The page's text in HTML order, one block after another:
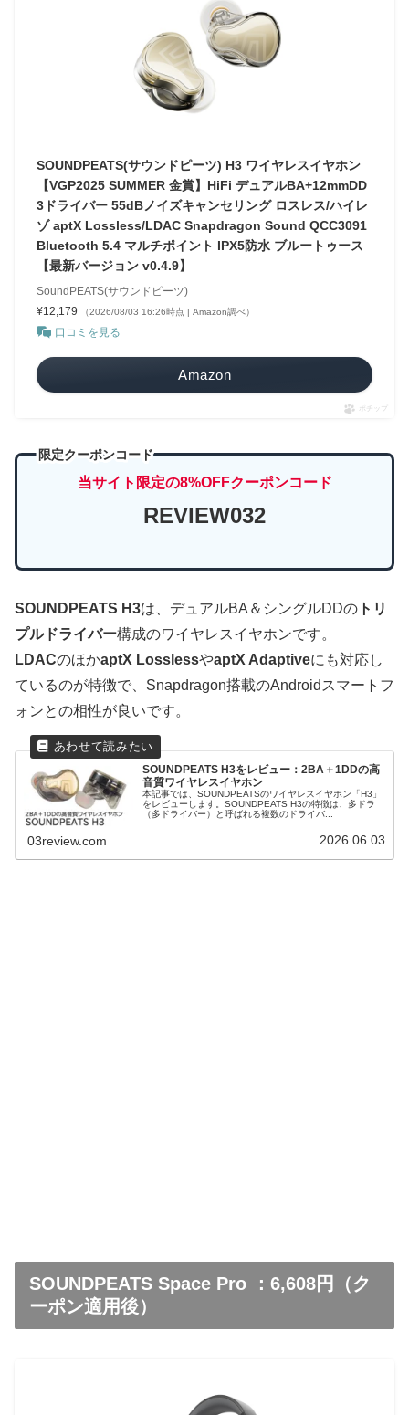
SOUNDPEATS(サウンドピーツ) H3 ワイヤレスイヤホン
【VGP2025 SUMMER 金賞】HiFi デュアルBA+12mmDD
3ドライバー 55dBノイズキャンセリング ロスレス/ハイレ
ゾ aptX Lossless/LDAC Snapdragon Sound QCC3091
Bluetooth 5.4 マルチポイント IPX5防水 ブルートゥース
【最新バージョン v0.4.9】
SoundPEATS(サウンドピーツ)
¥12,179
（2026/08/03 16:26時点 | Amazon調べ）
口コミを見る
Amazon
ポチップ
限定クーポンコード
当サイト限定の8%OFFクーポンコード
REVIEW032
SOUNDPEATS H3は、デュアルBA＆シングルDDの トリ
プルドライバー構成のワイヤレスイヤホンです。
LDACのほかaptX LosslessやaptX Adaptiveにも対応し
ているのが特徴で、Snapdragon搭載のAndroidスマートフ
ォンとの相性が良いです。
SOUNDPEATS H3をレビュー：2BA＋1DDの高
音質ワイヤレスイヤホン
本記事では、SOUNDPEATSのワイヤレスイヤホン「H3」
をレビューします。SOUNDPEATS H3の特徴は、多ドラ
（多ドライバー）と呼ばれる複数のドライバ...
03review.com 2026.06.03
SOUNDPEATS Space Pro ：6,608円（ク
ーポン適用後）